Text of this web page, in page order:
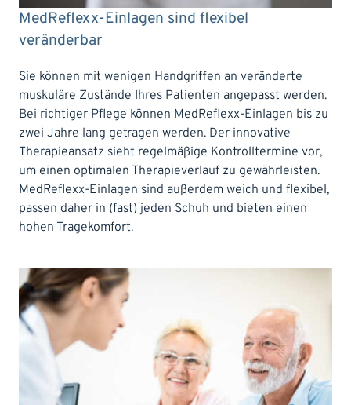
MedReflexx-Einlagen sind flexibel
veränderbar
Sie können mit wenigen Handgriffen an veränderte
muskuläre Zustände Ihres Patienten angepasst werden.
Bei richtiger Pflege können MedReflexx-Einlagen bis zu
zwei Jahre lang getragen werden. Der innovative
Therapieansatz sieht regelmäßige Kontrolltermine vor,
um einen optimalen Therapieverlauf zu gewährleisten.
MedReflexx-Einlagen sind außerdem weich und flexibel,
passen daher in (fast) jeden Schuh und bieten einen
hohen Tragekomfort.